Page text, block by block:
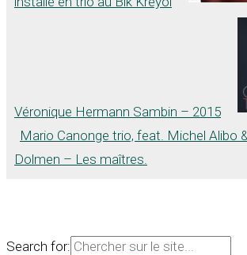
Véronique Hermann Sambin – 2015
Mario Canonge trio, feat. Michel Alibo
Dolmen – Les maîtres.
Search for: